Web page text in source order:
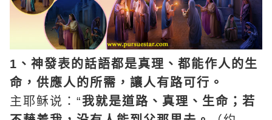
1、神發表的話語都是真理、都能作人的生
命，供應人的所需，讓人有路可行。
主耶稣说：“我就是道路、真理、生命；若